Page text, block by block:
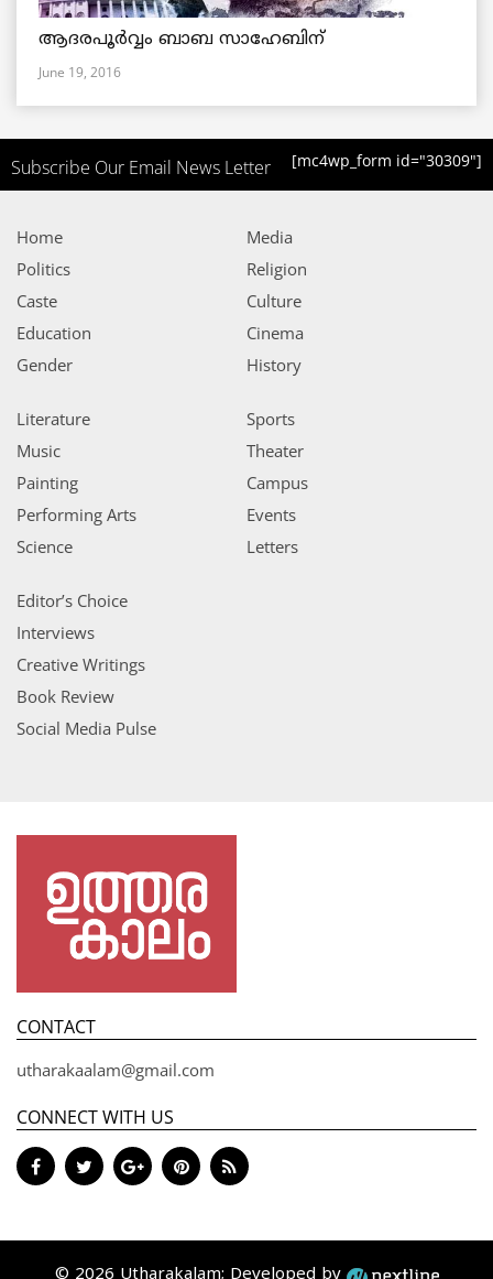
ആദരപൂര്‍വ്വം ബാബ സാഹേബിന്
June 19, 2016
Subscribe Our Email News Letter [mc4wp_form id="30309"]
Home
Politics
Caste
Education
Gender
Media
Religion
Culture
Cinema
History
Literature
Music
Painting
Performing Arts
Science
Sports
Theater
Campus
Events
Letters
Editor’s Choice
Interviews
Creative Writings
Book Review
Social Media Pulse
CONTACT
utharakaalam@gmail.com
CONNECT WITH US
© 2026 Utharakalam; Developed by